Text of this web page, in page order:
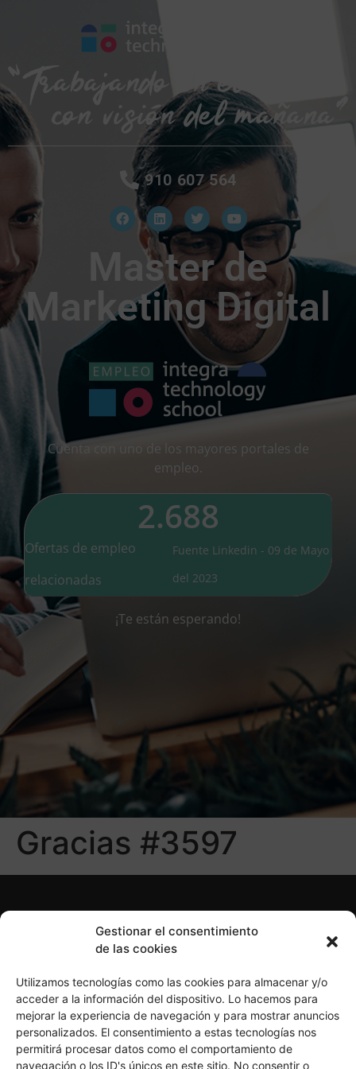
Gestionar el consentimiento
de las cookies
Utilizamos tecnologías como las cookies para almacenar y/o
acceder a la información del dispositivo. Lo hacemos para
mejorar la experiencia de navegación y para mostrar anuncios
personalizados. El consentimiento a estas tecnologías nos
permitirá procesar datos como el comportamiento de
navegación o los ID's únicos en este sitio. No consentir o
910 607 564
Master de
Marketing Digital
Cuenta con uno de los mayores portales de
empleo.
Ofertas de empleo
relacionadas
Fuente Linkedin - 09 de Mayo
del 2023
2.688
¡Te están esperando!
Gracias #3597
Política de Privacidad
Política de Cookies
Aviso Legal